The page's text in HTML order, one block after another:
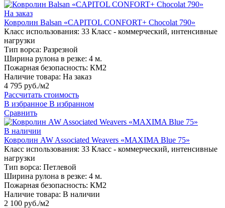
На заказ
Ковролин Balsan «CAPITOL CONFORT+ Chocolat 790»
Класс использования: 33 Класс - коммерческий, интенсивные
нагрузки
Тип ворса: Разрезной
Ширина рулона в резке: 4 м.
Пожарная безопасность: КМ2
Наличие товара: На заказ
4 795 руб./м2
Рассчитать стоимость
В избранное В избранном
Сравнить
В наличии
Ковролин AW Associated Weavers «MAXIMA Blue 75»
Класс использования: 33 Класс - коммерческий, интенсивные
нагрузки
Тип ворса: Петлевой
Ширина рулона в резке: 4 м.
Пожарная безопасность: КМ2
Наличие товара: В наличии
2 100 руб./м2